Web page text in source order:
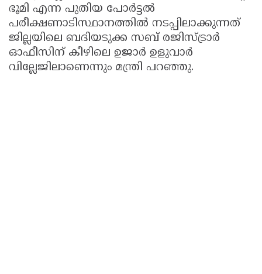
ഭൂമി എന്ന പുതിയ പോര്‍ട്ടല്‍
പരീക്ഷണാടിസ്ഥാനത്തില്‍ നടപ്പിലാക്കുന്നത്
ജില്ലയിലെ ബദിയടുക്ക സബ് രജിസ്ട്രാര്‍
ഓഫീസിന് കീഴിലെ ഉജാര്‍ ഉളുവാർ
വില്ലേജിലാണെന്നും മന്ത്രി പറഞ്ഞു.